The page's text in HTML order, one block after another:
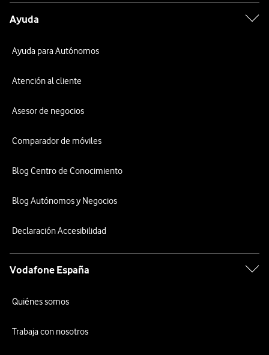
Ayuda
Ayuda para Autónomos
Atención al cliente
Asesor de negocios
Comparador de móviles
Blog Centro de Conocimiento
Blog Autónomos y Negocios
Declaración Accesibilidad
Vodafone España
Quiénes somos
Trabaja con nosotros